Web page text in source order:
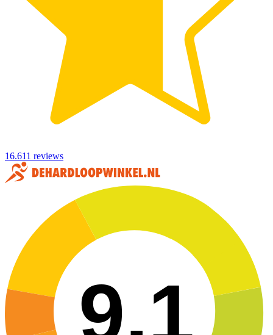
16.611 reviews
9,1